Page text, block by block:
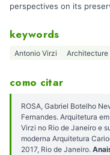
perspectives on its
keywords
Antonio Virzi Architecture
como citar
ROSA, Gabriel Botelho
Fernandes. Arquitetura
Virzi no Rio de Janeiro e
moderna Arquitetura
2017, Rio de Janeiro.